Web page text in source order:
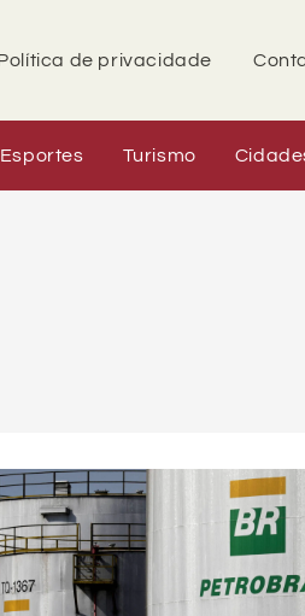
de privacidade
Esportes Turismo